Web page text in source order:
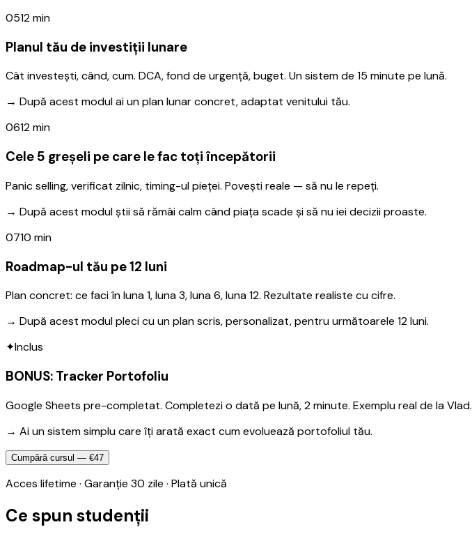
0512 min
Planul tău de investiții lunare
Cât investești, când, cum. DCA, fond de urgență, buget. Un sistem de 15 minute pe lună.
→ După acest modul ai un plan lunar concret, adaptat venitului tău.
0612 min
Cele 5 greșeli pe care le fac toți începătorii
Panic selling, verificat zilnic, timing-ul pieței. Povești reale — să nu le repeți.
→ După acest modul știi să rămâi calm când piața scade și să nu iei decizii proaste.
0710 min
Roadmap-ul tău pe 12 luni
Plan concret: ce faci în luna 1, luna 3, luna 6, luna 12. Rezultate realiste cu cifre.
→ După acest modul pleci cu un plan scris, personalizat, pentru următoarele 12 luni.
✦Inclus
BONUS: Tracker Portofoliu
Google Sheets pre-completat. Completezi o dată pe lună, 2 minute. Exemplu real de la Vlad.
→ Ai un sistem simplu care îți arată exact cum evoluează portofoliul tău.
Cumpără cursul — €47
Acces lifetime · Garanție 30 zile · Plată unică
Ce spun studenții